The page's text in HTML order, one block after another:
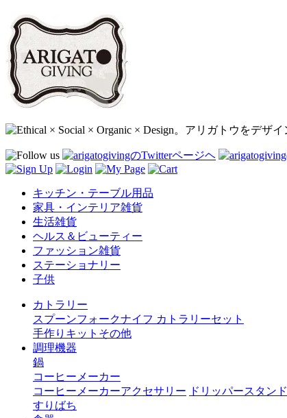
キッチン・テーブル用品
家具・インテリア雑貨
生活雑貨
ヘルス＆ビューティー
ファッション雑貨
ステーショナリー
子供
カトラリー
スプーンフォークナイフ カトラリーセット
手作りキット その他
調理機器
鍋
コーヒーメーカー
コーヒーメーカーアクセサリー ドリッパースタンド
すりばち